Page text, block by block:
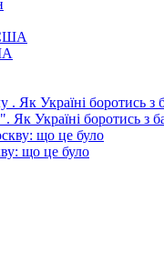
Україні боротись з
що це було